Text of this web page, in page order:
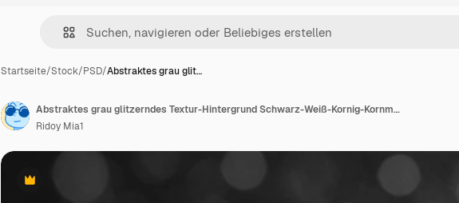
Startseite/Stock/PSD/Abstraktes grau glit…
Premium
Abstraktes grau glitzerndes Textur-Hintergrund Schwarz-Weiß-Kornig-Kornmuster
Ridoy Mia1